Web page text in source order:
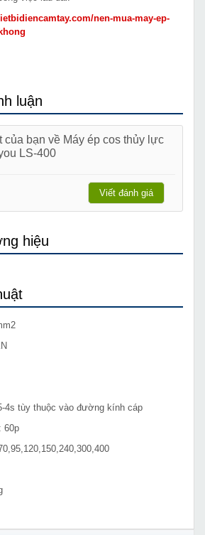
nen-mua-may-ep-
luận
của bạn về Máy ép cos thủy lực
LS-400
Viết đánh giá
hiệu
4s tùy thuộc vào đường kính cáp
60p